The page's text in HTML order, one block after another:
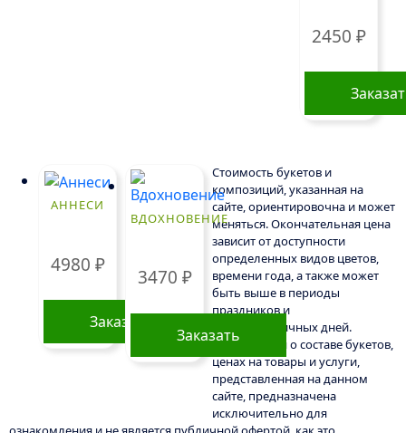
2450 ₽
АННЕСИ
4980 ₽
Заказать
ВДОХНОВЕНИЕ
3470 ₽
Заказать
Стоимость букетов и
композиций, указанная на
сайте, ориентировочна и может
меняться. Окончательная цена
зависит от доступности
определенных видов цветов,
времени года, а также может
быть выше в периоды
праздников и
предпраздничных дней.
Информация о составе букетов,
ценах на товары и услуги,
представленная на данном
сайте, предназначена
исключительно для